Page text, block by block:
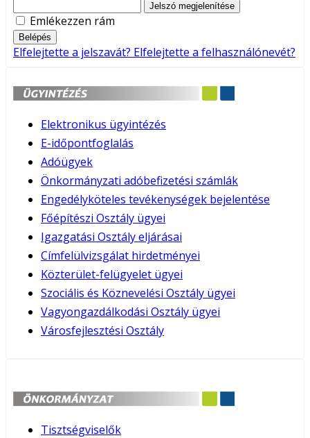
Jelszó megjelenítése
Emlékezzen rám
Belépés
Elfelejtette a jelszavát? Elfelejtette a felhasználónevét?
Elektronikus ügyintézés
E-időpontfoglalás
Adóügyek
Önkormányzati adóbefizetési számlák
Engedélyköteles tevékenységek bejelentése
Főépítészi Osztály ügyei
Igazgatási Osztály eljárásai
Címfelülvizsgálat hirdetményei
Közterület-felügyelet ügyei
Szociális és Köznevelési Osztály ügyei
Vagyongazdálkodási Osztály ügyei
Városfejlesztési Osztály
Tisztségviselők